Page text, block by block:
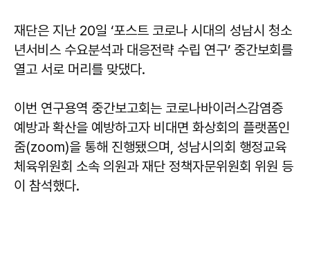
재단은 지난 20일 ‘포스트 코로나 시대의 성남시 청소
년서비스 수요분석과 대응전략 수립 연구’ 중간보회를
열고 서로 머리를 맞댔다.
이번 연구용역 중간보고회는 코로나바이러스감염증
예방과 확산을 예방하고자 비대면 화상회의 플랫폼인
줌(zoom)을 통해 진행됐으며, 성남시의회 행정교육
체육위원회 소속 의원과 재단 정책자문위원회 위원 등
이 참석했다.